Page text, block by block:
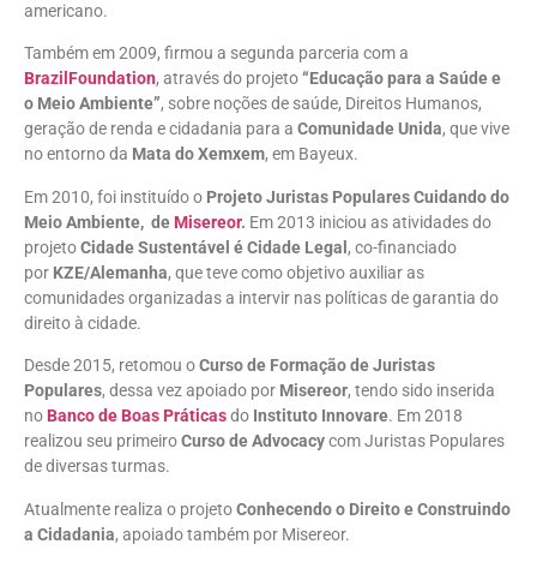
americano.
Também em 2009, firmou a segunda parceria com a
BrazilFoundation, através do projeto“Educação para a Saúde e
o Meio Ambiente”, sobre noções de saúde, Direitos Humanos,
geração de renda e cidadania para a Comunidade Unida, que vive
no entorno da Mata do Xemxem, em Bayeux.
Em 2010, foi instituído o ProjetoJuristas Populares Cuidando do
Meio Ambiente, de Misereor. Em 2013 iniciou as atividades do
projetoCidade Sustentável é Cidade Legal , co-financiado
por KZE/Alemanha, que teve como objetivo auxiliar as
comunidades organizadas a intervir nas políticas de garantia do
direito à cidade.
Desde 2015, retomou oCurso de Formação de Juristas
Populares, dessa vez apoiado por Misereor, tendo sido inserida
no Banco de Boas Práticasdo Instituto Innovare. Em 2018
realizou seu primeiroCurso de Advocacycom Juristas Populares
de diversas turmas.
Atualmente realiza o projetoConhecendo o Direito e Construindo
a Cidadania, apoiado também por Misereor.